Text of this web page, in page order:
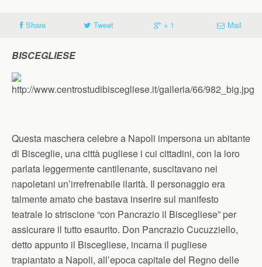
Share Tweet + 1 Mail
BISCEGLIESE
Questa maschera celebre a Napoli impersona un abitante
di Bisceglie, una città pugliese i cui cittadini, con la loro
parlata leggermente cantilenante, suscitavano nei
napoletani un’irrefrenabile ilarità. Il personaggio era
talmente amato che bastava inserire sul manifesto
teatrale lo striscione “con Pancrazio il Biscegliese” per
assicurare il tutto esaurito. Don Pancrazio Cucuzziello,
detto appunto il Biscegliese, incarna il pugliese
trapiantato a Napoli, all’epoca capitale del Regno delle